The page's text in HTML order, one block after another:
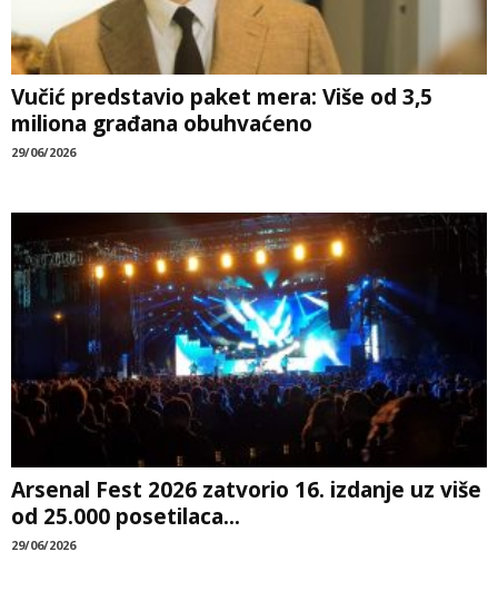
Vučić predstavio paket mera: Više od 3,5
miliona građana obuhvaćeno
29/06/2026
Arsenal Fest 2026 zatvorio 16. izdanje uz više
od 25.000 posetilaca...
29/06/2026